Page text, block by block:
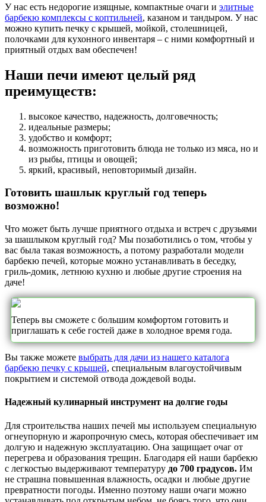
У нас есть недорогие изящные, компактные очаги и элитные
барбекю комплексы с коптильней, казаном и тандыром. У нас
можно купить печку с крышей, мойкой, столешницей,
полочками для кухонного инвентаря – с ними комфортный и
приятный отдых вам обеспечен!
Наши печи имеют целый ряд
преимуществ:
высокое качество, надежность, долговечность;
идеальные размеры;
удобство и комфорт;
возможность приготовить блюда не только из мяса, но и
из рыбы, птицы и овощей;
яркий, красивый, неповторимый дизайн.
Готовить шашлык круглый год теперь
возможно!
Что может быть лучше приятного отдыха и встреч с друзьями
за шашлыком круглый год? Мы позаботились о том, чтобы у
вас была такая возможность, а потому разработали модели
барбекю печей, которые можно устанавливать в беседку,
гриль-домик, летнюю кухню и любые другие строения на
даче!
Теперь вы сможете с большим комфортом готовить и
приглашать к себе гостей даже в холодное время года.
Вы также можете выбрать для дачи из нашего каталога
барбекю печку с крышей, специальным влагоустойчивым
покрытием и системой отвода дождевой воды.
Надежный кулинарный инструмент на долгие годы
Для строительства наших печей мы используем специальную
огнеупорную и жаропрочную смесь, которая обеспечивает им
долгую и надежную эксплуатацию. Она защищает очаг от
перегрева и образования трещин. Благодаря ей наши барбекю
с легкостью выдерживают температуру до 700 градусов. Им
не страшна повышенная влажность, осадки и любые другие
превратности погоды. Именно поэтому наши очаги можно